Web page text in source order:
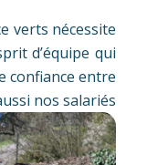
verts nécessite
d’équipe qui
confiance entre
nos salariés